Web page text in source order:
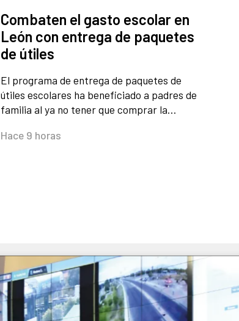
Combaten el gasto escolar en
León con entrega de paquetes
de útiles
El programa de entrega de paquetes de
útiles escolares ha beneficiado a padres de
familia al ya no tener que comprar la…
Hace 9 horas